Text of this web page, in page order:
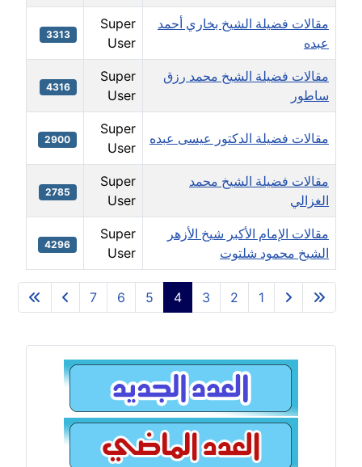
مقالات فضيلة الشيخ بخاري أحمد
عبده
Super
User
3313
مقالات فضيلة الشيخ محمد رزق
ساطور
Super
User
4316
مقالات فضيلة الدكتور عيسى عبده
Super
User
2900
مقالات فضيلة الشيخ محمد
الغزالي
Super
User
2785
مقالات الإمام الأكبر شيخ الأزهر
الشيخ محمود شلتوت
Super
User
4296
الصفحة 4 من 7 1
2
3
4
5
6
7